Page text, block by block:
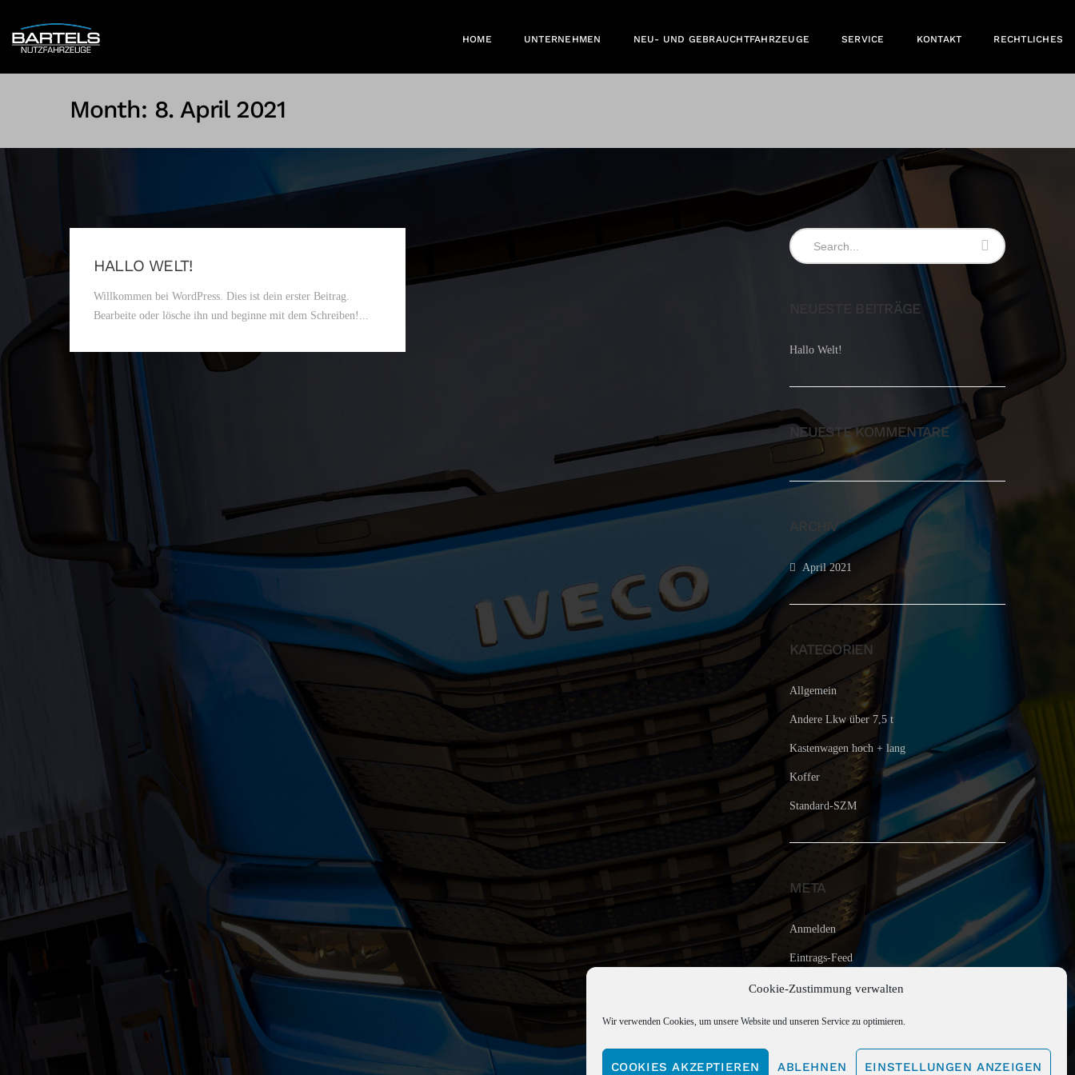
Cookie-Zustimmung verwalten
Wir verwenden Cookies, um unsere Website und unseren Service zu optimieren.
COOKIES AKZEPTIEREN ABLEHNEN EINSTELLUNGEN ANZEIGEN
HOME UNTERNEHMEN NEU- UND GEBRAUCHTFAHRZEUGE SERVICE KONTAKT RECHTLICHES
Month: 8. April 2021
HALLO WELT!
Willkommen bei WordPress. Dies ist dein erster Beitrag.
Bearbeite oder lösche ihn und beginne mit dem Schreiben!...
NEUESTE BEITRÄGE
Hallo Welt!
NEUESTE KOMMENTARE
ARCHIV
April 2021
KATEGORIEN
Allgemein
Andere Lkw über 7,5 t
Kastenwagen hoch + lang
Koffer
Standard-SZM
META
Anmelden
Eintrags-Feed
Kommentar-Feed
WordPress.org